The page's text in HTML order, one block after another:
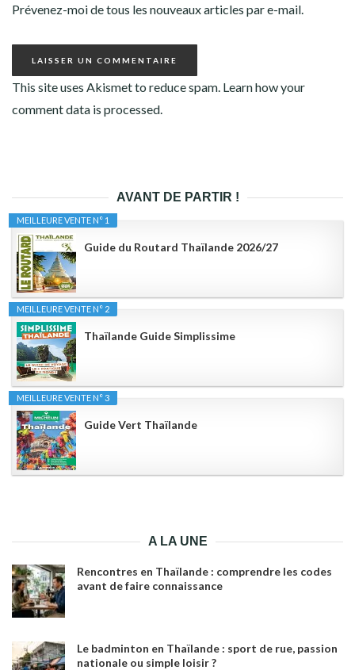
Prévenez-moi de tous les nouveaux articles par e-mail.
This site uses Akismet to reduce spam. Learn how your
comment data is processed.
AVANT DE PARTIR !
MEILLEURE VENTE N° 1
Guide du Routard Thaïlande 2026/27
MEILLEURE VENTE N° 2
Thaïlande Guide Simplissime
MEILLEURE VENTE N° 3
Guide Vert Thaïlande
A LA UNE
Rencontres en Thaïlande : comprendre les codes
avant de faire connaissance
Le badminton en Thaïlande : sport de rue, passion
nationale ou simple loisir ?